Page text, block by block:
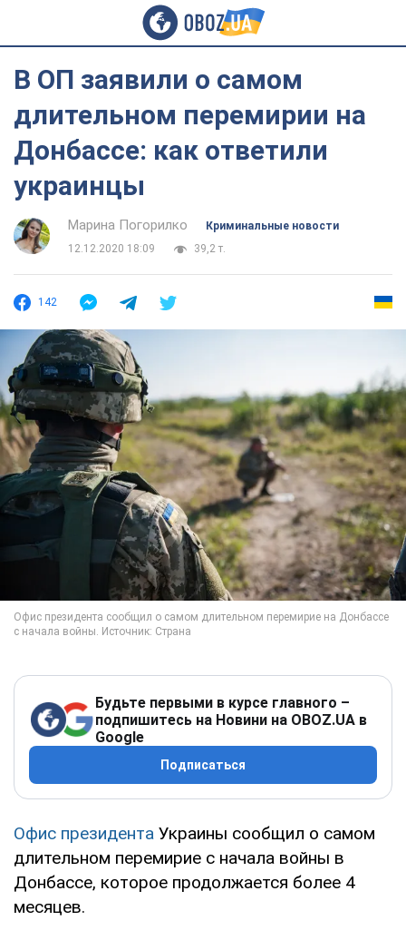
В ОП заявили о самом
длительном перемирии на
Донбассе: как ответили
украинцы
Марина Погорилко
Криминальные новости
12.12.2020 18:09
39,2 т.
142
Будьте первыми в курсе главного –
подпишитесь на Новини на OBOZ.UA в
Google
Подписаться
Офис президента Украины сообщил о самом
длительном перемирие с начала войны в
Донбассе, которое продолжается более 4
месяцев.